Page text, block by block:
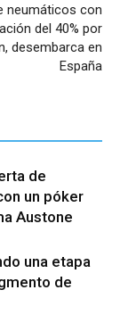
neumáticos con
del 40% por
desembarca en
España
de
un póker
Austone
una etapa
de